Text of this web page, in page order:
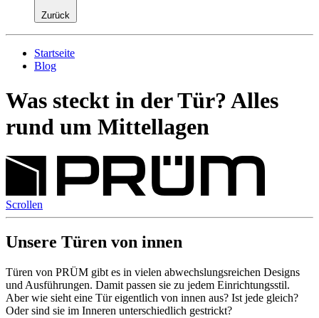
Zurück
Startseite
Blog
Was steckt in der Tür? Alles
rund um Mittellagen
Scrollen
Unsere Türen von innen
Türen von PRÜM gibt es in vielen abwechslungsreichen Designs
und Ausführungen. Damit passen sie zu jedem Einrichtungsstil.
Aber wie sieht eine Tür eigentlich von innen aus? Ist jede gleich?
Oder sind sie im Inneren unterschiedlich gestrickt?